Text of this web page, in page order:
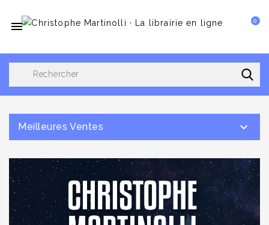
 0
Meilleures Ventes 